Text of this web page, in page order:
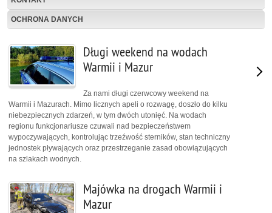
OCHRONA DANYCH
Długi weekend na wodach
Warmii i Mazur
Za nami długi czerwcowy weekend na
Warmii i Mazurach. Mimo licznych apeli o rozwagę, doszło do kilku
niebezpiecznych zdarzeń, w tym dwóch utonięć. Na wodach
regionu funkcjonariusze czuwali nad bezpieczeństwem
wypoczywających, kontrolując trzeźwość sterników, stan techniczny
jednostek pływających oraz przestrzeganie zasad obowiązujących
na szlakach wodnych.
Majówka na drogach Warmii i
Mazur